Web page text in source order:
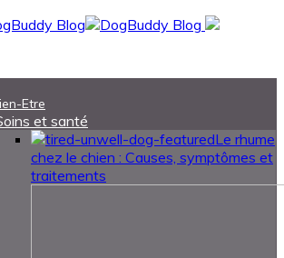
Etre
et santé
Le rhume
chez le chien : Causes, symptômes et
traitements